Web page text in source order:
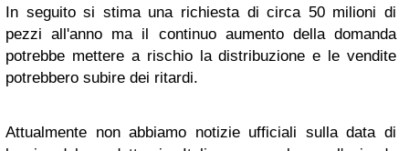
In seguito si stima una richiesta di circa 50 milioni di
pezzi all'anno ma il continuo aumento della domanda
potrebbe mettere a rischio la distribuzione e le vendite
potrebbero subire dei ritardi.
Attualmente non abbiamo notizie ufficiali sulla data di